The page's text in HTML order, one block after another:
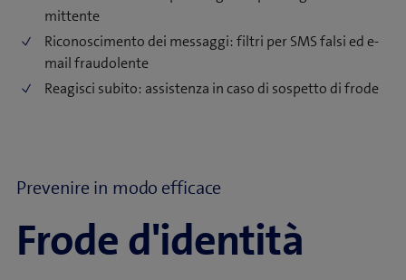
mittente
Riconoscimento dei messaggi: filtri per SMS falsi ed e-
mail fraudolente
Reagisci subito: assistenza in caso di sospetto di frode
Prevenire in modo efficace
Frode d'identità